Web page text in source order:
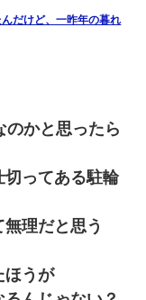
だけど、一昨年の暮れ
のかと思ったら
切ってある駐輪
理だと思う
ほうが